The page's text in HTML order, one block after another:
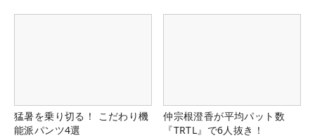
猛暑を乗り切る！ こだわり機
能派パンツ4選
仲宗根澄香が平均パット数
『TRTL』で6人抜き！